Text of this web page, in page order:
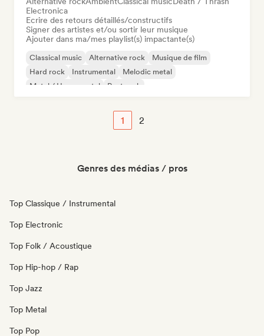
Electronica
Ecrire des retours détaillés/constructifs
Signer des artistes et/ou sortir leur musique
Ajouter dans ma/mes playlist(s) impactante(s)
Classical music Alternative rock
Musique de film
Hard rock
Instrumental
Melodic metal
Metal / Heavy metal
Post rock
1 2
Genres des médias / pros
Top Classique / Instrumental
Top Electronic
Top Folk / Acoustique
Top Hip-hop / Rap
Top Jazz
Top Metal
Top Pop